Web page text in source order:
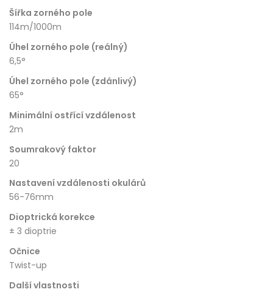
Šířka zorného pole
114m/1000m
Úhel zorného pole (reálný)
6,5°
Úhel zorného pole (zdánlivý)
65°
Minimální ostřící vzdálenost
2m
Soumrakový faktor
20
Nastavení vzdálenosti okulárů
56-76mm
Dioptrická korekce
± 3 dioptrie
Očnice
Twist-up
Další vlastnosti